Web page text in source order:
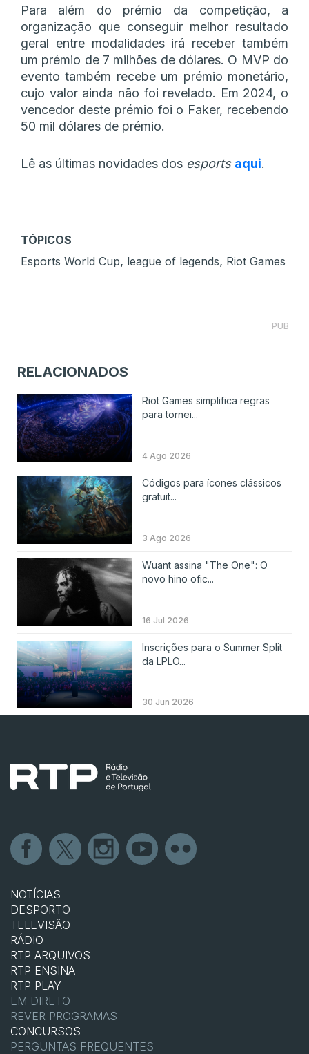
Para além do prémio da competição, a
organização que conseguir melhor resultado
geral entre modalidades irá receber também
um prémio de 7 milhões de dólares. O MVP do
evento também recebe um prémio monetário,
cujo valor ainda não foi revelado. Em 2024, o
vencedor deste prémio foi o Faker, recebendo
50 mil dólares de prémio.
Lê as últimas novidades dos esports aqui.
TÓPICOS
Esports World Cup, league of legends, Riot Games
PUB
RELACIONADOS
Riot Games simplifica regras
para tornei...
4 Ago 2026
Códigos para ícones clássicos
gratuit...
3 Ago 2026
Wuant assina "The One": O
novo hino ofic...
16 Jul 2026
Inscrições para o Summer Split
da LPLO...
30 Jun 2026
NOTÍCIAS
DESPORTO
TELEVISÃO
RÁDIO
RTP ARQUIVOS
RTP ENSINA
RTP PLAY
EM DIRETO
REVER PROGRAMAS
CONCURSOS
PERGUNTAS FREQUENTES